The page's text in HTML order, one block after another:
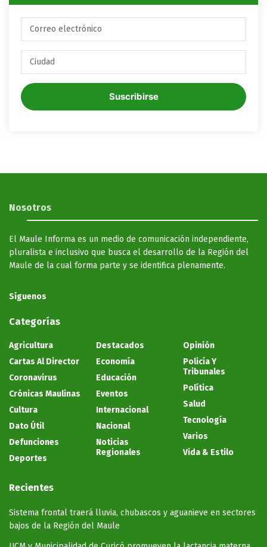
Suscribirse
Nosotros
El Maule Informa es un medio de comunicación independiente,
pluralista e inclusivo que busca el desarrollo de la Región del
Maule de la cual forma parte y se identifica plenamente.
Síguenos
Categorías
Agricultura
Cartas Al Director
Coronavirus
Crónicas Maulinas
Cultura
Dato Útil
Defunciones
Deportes
Destacados
Economía
Educación
Eventos
Internacional
Nacional
Noticias
Regionales
Opinión
Policía Y
Tribunales
Política
Salud
Tecnología
Varios
Vida & Estilo
Recientes
Sistema frontal traerá lluvia, chubascos y aguanieve en sectores
bajos de la Región del Maule